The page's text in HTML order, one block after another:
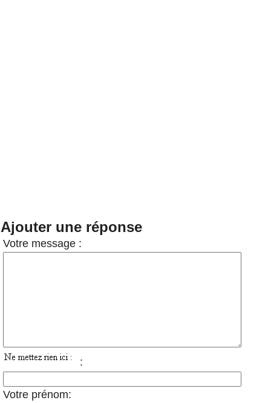
Ajouter une réponse
Votre message :
:
Votre prénom: